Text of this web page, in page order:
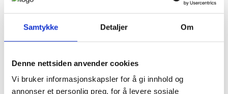
Samtykke Detaljer Om
Denne nettsiden anvender cookies
Vi bruker informasjonskapsler for å gi innhold og
annonser et personlig preg, for å levere sosiale
09 08:00 - 09:30
2026